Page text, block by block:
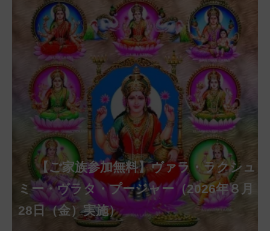
【ご家族参加無料】アーディ・アマー
ヴァシャー・プージャー（2026年８月12
日（水）実施）
【ご家族参加無料】ラクシュミー・ク
ベーラ・マンスリー・プージャー（2026
年８月12日（水）実施）
【ご家族参加無料】ナーガ・パンチャ
ミー・プージャー（2026年８月17日
（月）実施）
【ご家族参加無料】ヴァラ・ラクシュ
ミー・ヴラタ・プージャー（2026年８月
28日（金）実施）
【ご家族参加無料】サンカタハラ・チ
ャトゥルティー・プージャー（2026年８
月31日（月）実施）
【ご家族参加無料】クリシュナ・ジャヤ
ンティー・プージャー（2026年９月４日
（金）実施）
【ご家族参加無料】ガネーシャ・チャ
トゥルティー・プージャー（2026年９月
14日（月）実施）
【ご家族参加無料】マハーラクシュミ
ー・ヴラタ・プージャー（2026年９月19
日（土）実施）
【ご家族参加無料】マハーラヤー・ア
マーヴァシャー・プージャー（2026年10
月10日（土）実施）
第220回グループ・ホーマ（ナーガ・
パンチャミー、2026年８月17日（月）実
施）
第221回グループ・ホーマ（ガーヤト
リー・ジャヤンティー、2026年８月28日
（金）実施）
アンナダーナ・プロジェクト（食事の奉
仕）
ポストコロナ福祉活動支援募金